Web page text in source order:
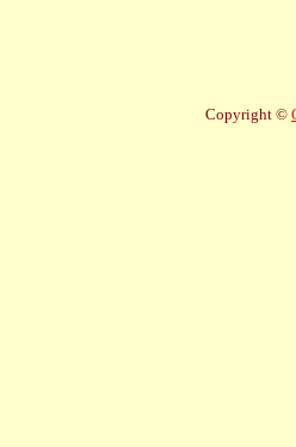
Copyright ©